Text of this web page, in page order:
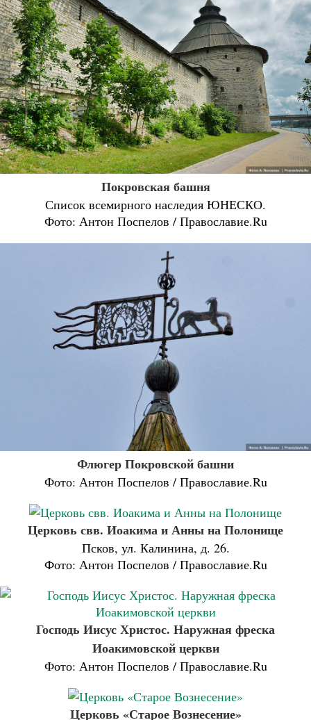
Покровская башня
Список всемирного наследия ЮНЕСКО.
Фото: Антон Поспелов / Православие.Ru
Флюгер Покровской башни
Фото: Антон Поспелов / Православие.Ru
Церковь свв. Иоакима и Анны на Полонище
Псков, ул. Калинина, д. 26.
Фото: Антон Поспелов / Православие.Ru
Господь Иисус Христос. Наружная фреска
Иоакимовской церкви
Фото: Антон Поспелов / Православие.Ru
Церковь «Старое Вознесение»